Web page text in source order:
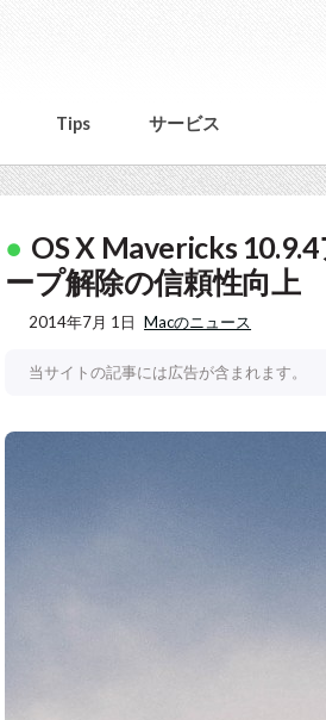
Tips サービス
OS X Mavericks
ープ解除の信頼性向上
2014年7月 1日 Macのニュース
当サイトの記事には広告が含まれます。